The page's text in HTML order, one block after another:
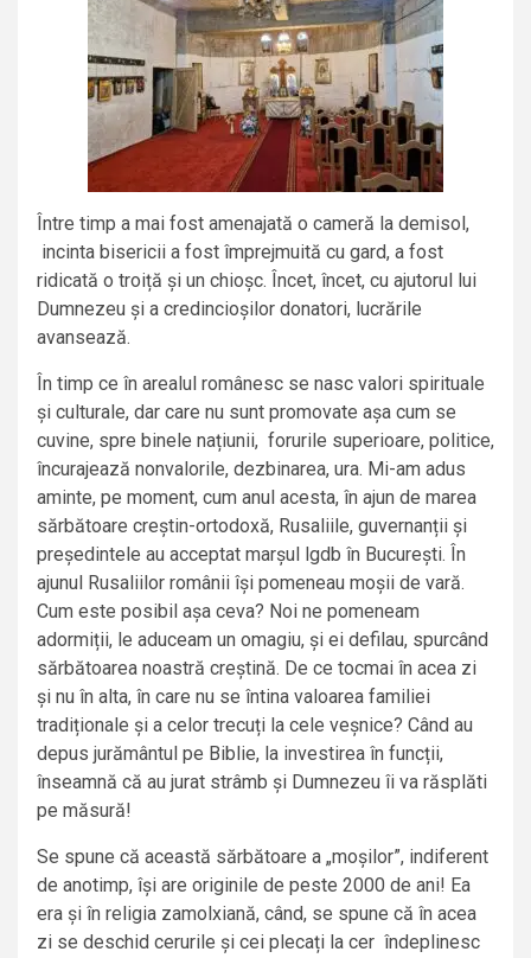
Între timp a mai fost amenajată o cameră la demisol,
incinta bisericii a fost împrejmuită cu gard, a fost
ridicată o troiță și un chioșc. Încet, încet, cu ajutorul lui
Dumnezeu și a credincioșilor donatori, lucrările
avansează.
În timp ce în arealul românesc se nasc valori spirituale
și culturale, dar care nu sunt promovate așa cum se
cuvine, spre binele națiunii, forurile superioare, politice,
încurajează nonvalorile, dezbinarea, ura. Mi-am adus
aminte, pe moment, cum anul acesta, în ajun de marea
sărbătoare creștin-ortodoxă, Rusaliile, guvernanții și
președintele au acceptat marșul lgdb în București. În
ajunul Rusaliilor românii își pomeneau moșii de vară.
Cum este posibil așa ceva? Noi ne pomeneam
adormiții, le aduceam un omagiu, și ei defilau, spurcând
sărbătoarea noastră creștină. De ce tocmai în acea zi
și nu în alta, în care nu se întina valoarea familiei
tradiționale și a celor trecuți la cele veșnice? Când au
depus jurământul pe Biblie, la investirea în funcții,
înseamnă că au jurat strâmb și Dumnezeu îi va răsplăti
pe măsură!
Se spune că această sărbătoare a „moșilor”, indiferent
de anotimp, își are originile de peste 2000 de ani! Ea
era și în religia zamolxiană, când, se spune că în acea
zi se deschid cerurile și cei plecați la cer îndeplinesc